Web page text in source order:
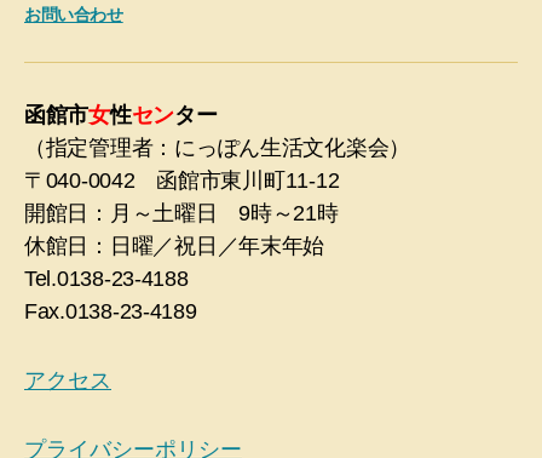
お問い合わせ
函館市女性センター
（指定管理者：にっぽん生活文化楽会）
〒040-0042 函館市東川町11-12
開館日：月～土曜日 9時～21時
休館日：日曜／祝日／年末年始
Tel.0138-23-4188
Fax.0138-23-4189
アクセス
プライバシーポリシー